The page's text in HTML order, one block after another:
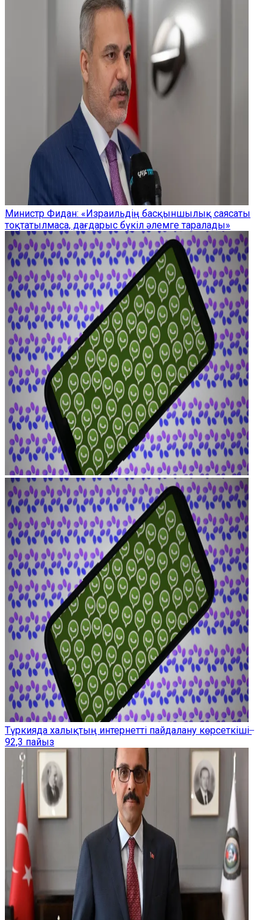
Министр Фидан: «Израильдің басқыншылық саясаты
тоқтатылмаса, дағдарыс бүкіл әлемге таралады»
Түркияда халықтың интернетті пайдалану көрсеткіші ̶
92,3 пайыз